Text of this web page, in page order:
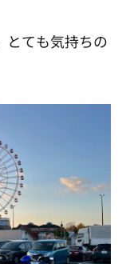
とても気持ちの